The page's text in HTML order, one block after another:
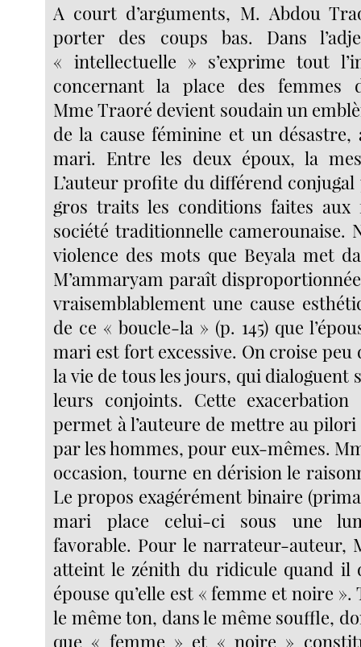
A court d’arguments, M. Abdou
porter des coups bas. Dans
« intellectuelle » s’exprime tout
concernant la place des femmes
Mme Traoré devient soudain un
de la cause féminine et un désastre,
mari. Entre les deux époux, la
L’auteur profite du différend
gros traits les conditions faites aux
société traditionnelle camerounaise.
violence des mots que Beyala met
M’ammaryam paraît
vraisemblablement une cause
de ce « boucle-la » (p. 145) que
mari est fort excessive. On croise peu
la vie de tous les jours, qui dialoguent
leurs conjoints. Cette exacerbation
permet à l’auteure de mettre au
par les hommes, pour eux-mêmes.
occasion, tourne en dérision le
Le propos exagérément binaire
mari place celui-ci sous une
favorable. Pour le narrateur-auteur,
atteint le zénith du ridicule quand il
épouse qu’elle est « femme et noire
le même ton, dans le même souffle,
que « femme » et « noire »